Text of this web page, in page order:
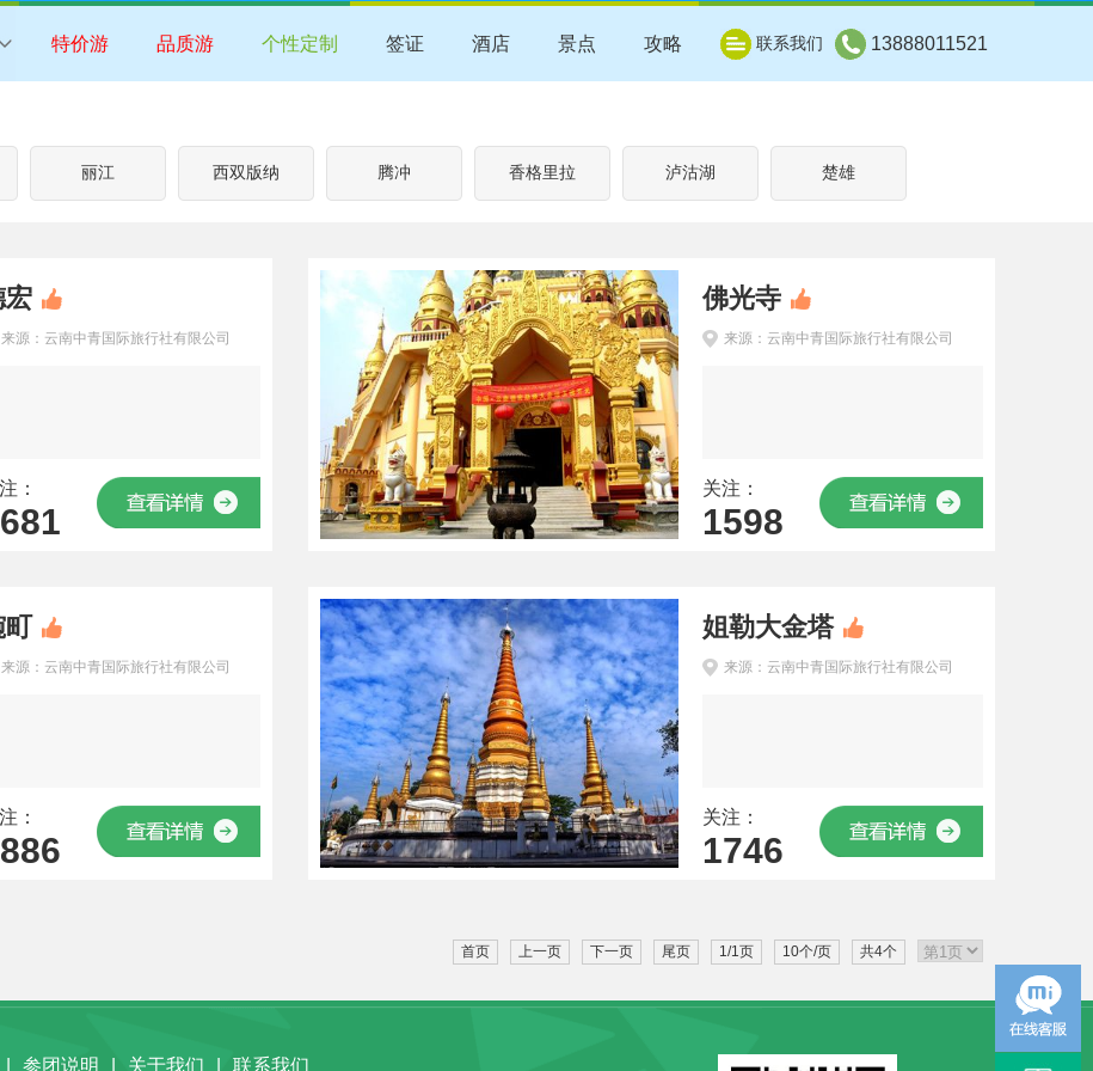
特价游 品质游 个性定制 签证 酒店 景点 攻略 联系我们 13888011521
丽江 西双版纳 腾冲 香格里拉 泸沽湖 楚雄
宏
来源：云南中青国际旅行社有限公司
：
佛光寺
来源：云南中青国际旅行社有限公司
关注：
1598
町
来源：云南中青国际旅行社有限公司
：
姐勒大金塔
来源：云南中青国际旅行社有限公司
关注：
1746
首页 上一页 下一页 尾页 1/1页 10个/页 共4个
参团说明 关于我们 联系我们